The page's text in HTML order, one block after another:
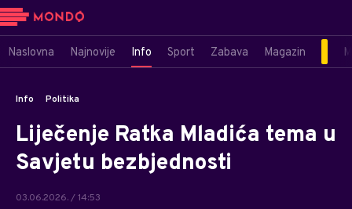
Naslovna Najnovije Info Sport Zabava Magazin
Info Politika
Liječenje Ratka Mladića tema u
Savjetu bezbjednosti
03.06.2026. / 14:53